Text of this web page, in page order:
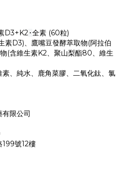
D3+K2·全素 (60粒)
素D3)、鷹嘴豆發酵萃取物(阿拉伯
(含維生素K2、聚山梨酯80、維生
素、純水、鹿角菜膠、二氧化鈦、氯
有限公司
199號12樓